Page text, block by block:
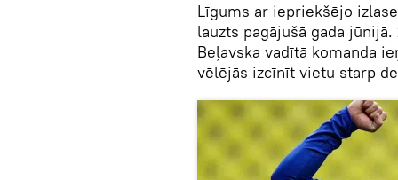
Līgums ar iepriekšējo
lauzts pagājušā gada
Beļavska vadītā komanda
vēlējās izcīnīt vietu starp